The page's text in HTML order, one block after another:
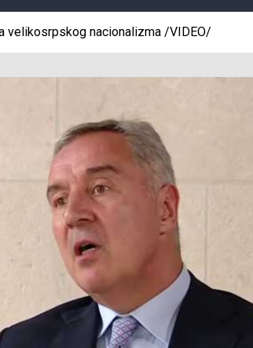
velikosrpskog nacionalizma /VIDEO/